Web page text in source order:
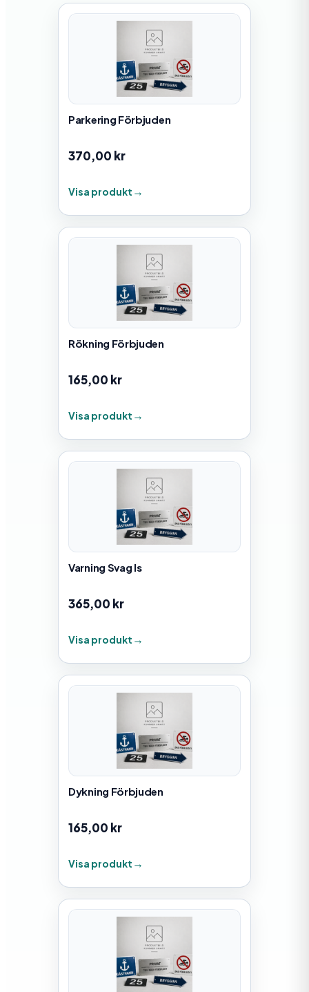
Parkering Förbjuden
370,00 kr
Visa produkt
Rökning Förbjuden
165,00 kr
Visa produkt
Varning Svag Is
365,00 kr
Visa produkt
Dykning Förbjuden
165,00 kr
Visa produkt